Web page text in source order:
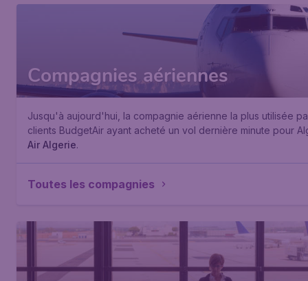
Compagnies aériennes
Jusqu'à aujourd'hui, la compagnie aérienne la plus utilisée
clients BudgetAir ayant acheté un vol dernière minute pour
Air Algerie.
Toutes les compagnies